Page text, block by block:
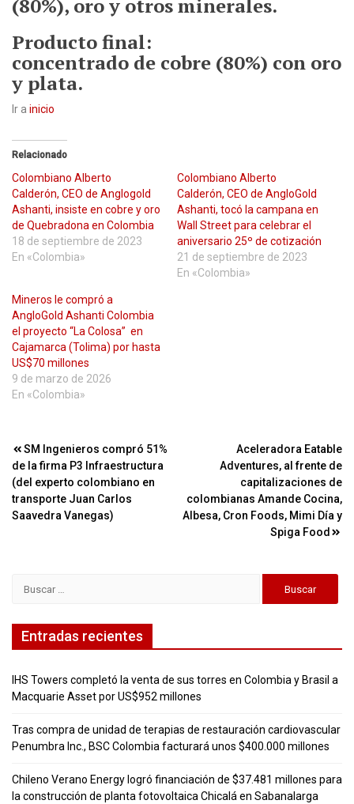
(80%), oro y otros minerales.
Producto final:
concentrado de cobre (80%) con oro
y plata.
Ir a inicio
Relacionado
Colombiano Alberto
Calderón, CEO de Anglogold
Ashanti, insiste en cobre y oro
de Quebradona en Colombia
18 de septiembre de 2023
En «Colombia»
Colombiano Alberto
Calderón, CEO de AngloGold
Ashanti, tocó la campana en
Wall Street para celebrar el
aniversario 25º de cotización
21 de septiembre de 2023
En «Colombia»
Mineros le compró a
AngloGold Ashanti Colombia
el proyecto “La Colosa” en
Cajamarca (Tolima) por hasta
US$70 millones
9 de marzo de 2026
En «Colombia»
Navegación
de
entradas
SM Ingenieros compró 51%
de la firma P3 Infraestructura
(del experto colombiano en
transporte Juan Carlos
Saavedra Vanegas)
Aceleradora Eatable
Adventures, al frente de
capitalizaciones de
colombianas Amande Cocina,
Albesa, Cron Foods, Mimi Día y
Spiga Food
Entradas recientes
IHS Towers completó la venta de sus torres en Colombia y Brasil a
Macquarie Asset por US$952 millones
Tras compra de unidad de terapias de restauración cardiovascular
Penumbra Inc., BSC Colombia facturará unos $400.000 millones
Chileno Verano Energy logró financiación de $37.481 millones para
la construcción de planta fotovoltaica Chicalá en Sabanalarga